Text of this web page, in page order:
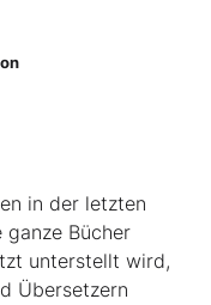
in der letzten
Bücher
unterstellt wird,
Übersetzern